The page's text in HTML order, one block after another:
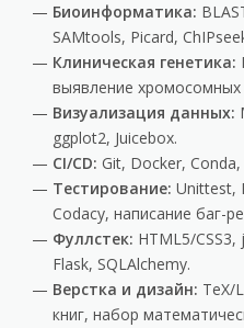
Биоинформатика:
SAMtools, Picard,
Клиническая генетика:
выявление хромосомных
Визуализация данных:
ggplot2, Juicebox.
CI/CD: Git, Docker, Conda,
Тестирование: Unittest,
Codacy, написание баг-
Фуллстек: HTML5/
Flask, SQLAlchemy.
Верстка и дизайн: TeX/
книг, набор